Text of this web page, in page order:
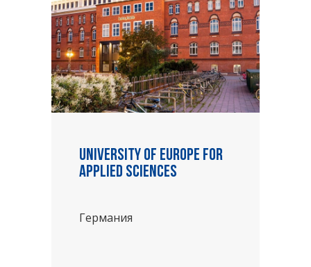
University of Europe for
Applied Sciences
Германия